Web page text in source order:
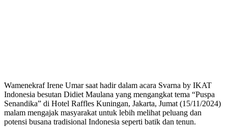
Wamenekraf Irene Umar saat hadir dalam acara Svarna by IKAT
Indonesia besutan Didiet Maulana yang mengangkat tema “Puspa
Senandika” di Hotel Raffles Kuningan, Jakarta, Jumat (15/11/2024)
malam mengajak masyarakat untuk lebih melihat peluang dan
potensi busana tradisional Indonesia seperti batik dan tenun.